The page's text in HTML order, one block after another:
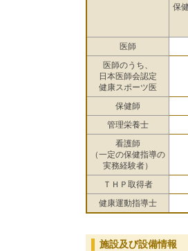
保
医師
医師のうち、
日本医師会認定
健康スポーツ医
保健師
管理栄養士
看護師
（一定の保健指導の
実務経験者）
ＴＨＰ取得者
健康運動指導士
施設及び設備情報